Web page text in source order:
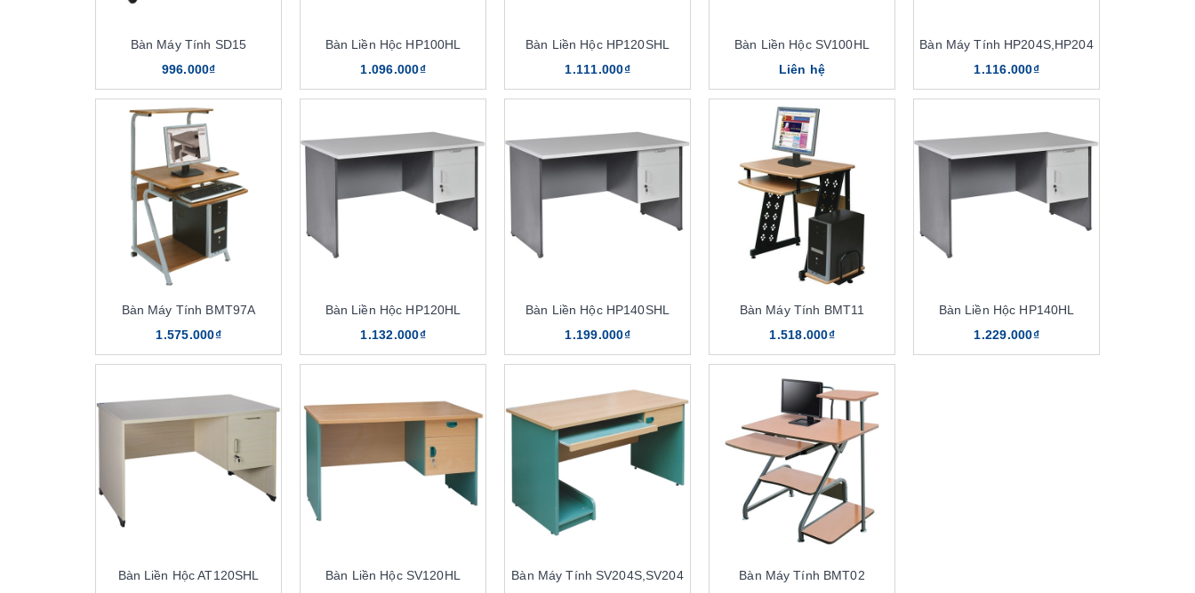
Bàn Máy Tính SD15
996.000₫
Bàn Liền Hộc HP100HL
1.096.000₫
Bàn Liền Hộc HP120SHL
1.111.000₫
Bàn Liền Hộc SV100HL
Liên hệ
Bàn Máy Tính HP204S,HP204
1.116.000₫
Bàn Máy Tính BMT97A
1.575.000₫
Bàn Liền Hộc HP120HL
1.132.000₫
Bàn Liền Hộc HP140SHL
1.199.000₫
Bàn Máy Tính BMT11
1.518.000₫
Bàn Liền Hộc HP140HL
1.229.000₫
Bàn Liền Hộc AT120SHL Bàn Liền Hộc SV120HL Bàn Máy Tính SV204S,SV204 Bàn Máy Tính BMT02